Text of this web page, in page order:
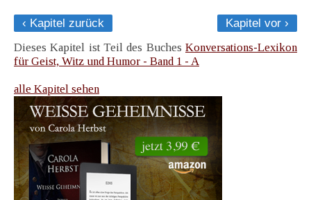
‹ Kapitel zurück
Kapitel vor ›
Dieses Kapitel ist Teil des Buches Konversations-Lexikon
für Geist, Witz und Humor - Band 1 - A
alle Kapitel sehen